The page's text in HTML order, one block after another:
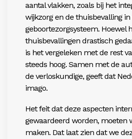
aantal vlakken, zoals bij het
wijkzorg en de thuisbevalling in
geboortezorgsysteem. Hoewel
thuisbevallingen drastisch
is het vergeleken met de rest
steeds hoog. Samen met de
de verloskundige, geeft dat
imago.
Het feit dat deze aspecten
gewaardeerd worden, moeten
maken. Dat laat zien dat we